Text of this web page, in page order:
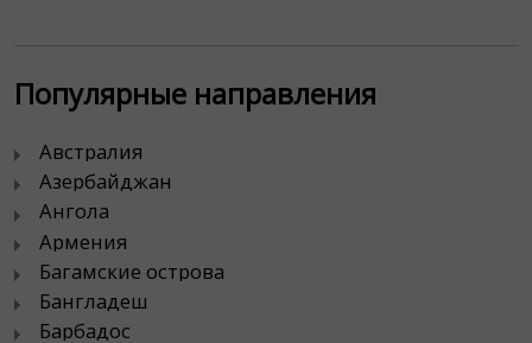
Популярные направления
Австралия
Азербайджан
Ангола
Армения
Багамские острова
Бангладеш
Барбадос